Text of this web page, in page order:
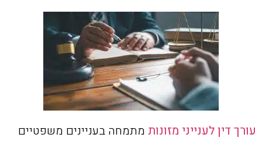
עורך דין לענייני מזונות מתמחה בעניינים משפטיים